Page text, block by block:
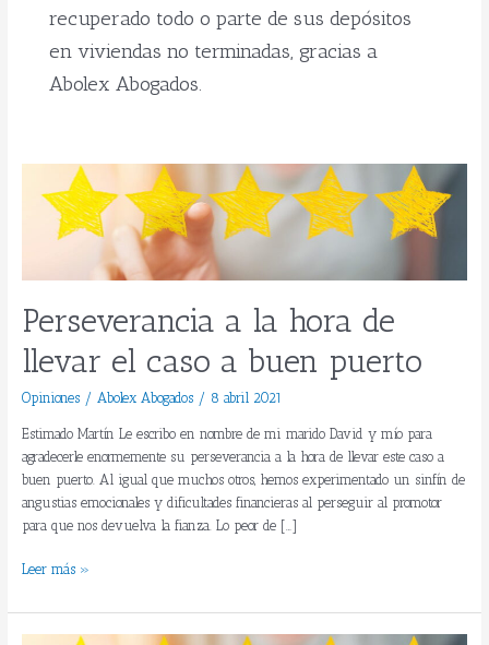
recuperado todo o parte de sus depósitos
en viviendas no terminadas, gracias a
Abolex Abogados.
Perseverancia a la hora de
llevar el caso a buen puerto
Opiniones/ Abolex Abogados / 8 abril 2021
Estimado Martín Le escribo en nombre de mi marido David y mío para
agradecerle enormemente su perseverancia a la hora de llevar este caso a
buen puerto. Al igual que muchos otros, hemos experimentado un sinfín de
angustias emocionales y dificultades financieras al perseguir al promotor
para que nos devuelva la fianza. Lo peor de […]
Perseverancia
el
caso
puerto
Leer más »